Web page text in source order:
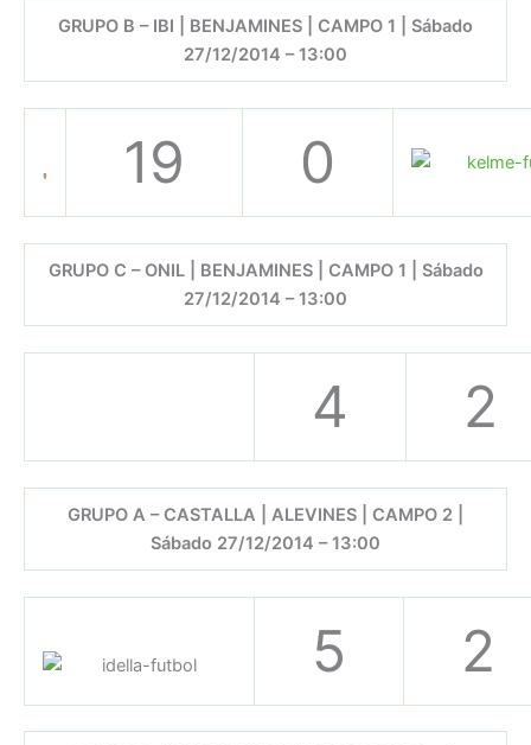
GRUPO B – IBI | BENJAMINES | CAMPO 1 | Sábado
27/12/2014 – 13:00
19 0
GRUPO C – ONIL | BENJAMINES | CAMPO 1 | Sábado
27/12/2014 – 13:00
4 2
GRUPO A – CASTALLA | ALEVINES | CAMPO 2 |
Sábado 27/12/2014 – 13:00
5 2